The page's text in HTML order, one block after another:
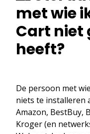
met wie
Cart niet
heeft?
De persoon met
niets te installeren
Amazon, BestBuy,
Kroger (en